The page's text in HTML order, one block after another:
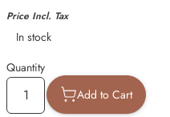
Price Incl. Tax
Availability
In stock
Quantity
Add to Cart